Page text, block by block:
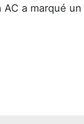
AC a marqué